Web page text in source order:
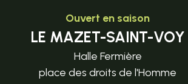
Ouvert en saison
LE MAZET-SAINT-VOY
Halle Fermière
place des droits de l'Homme